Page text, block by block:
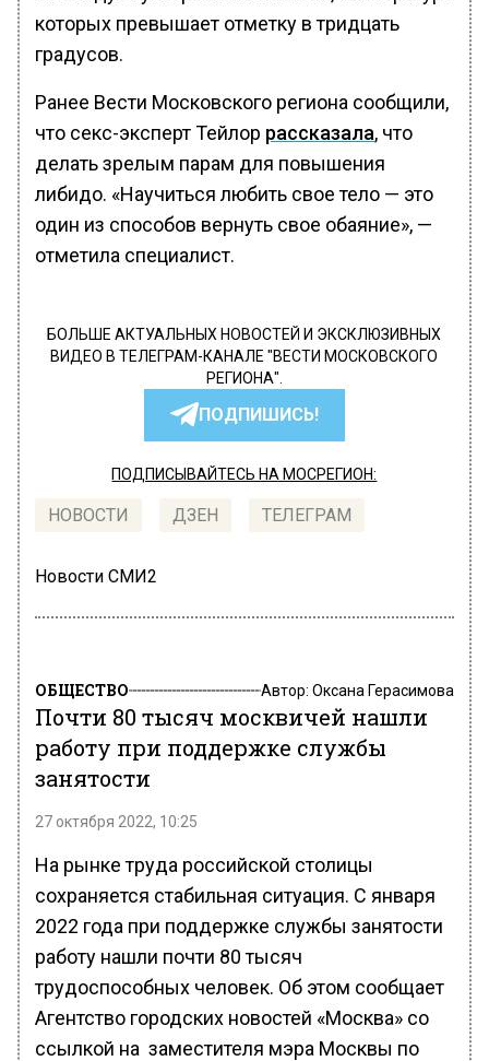
которых превышает отметку в тридцать
градусов.
Ранее Вести Московского региона сообщили,
что секс-эксперт Тейлор рассказала, что
делать зрелым парам для повышения
либидо. «Научиться любить свое тело — это
один из способов вернуть свое обаяние», —
отметила специалист.
БОЛЬШЕ АКТУАЛЬНЫХ НОВОСТЕЙ И ЭКСКЛЮЗИВНЫХ
ВИДЕО В ТЕЛЕГРАМ-КАНАЛЕ "ВЕСТИ МОСКОВСКОГО
РЕГИОНА".
ПОДПИШИСЬ!
ПОДПИСЫВАЙТЕСЬ НА МОСРЕГИОН:
НОВОСТИ ДЗЕН ТЕЛЕГРАМ
Новости СМИ2
ОБЩЕСТВО Автор: Оксана Герасимова
Почти 80 тысяч москвичей нашли
работу при поддержке службы
занятости
27 октября 2022, 10:25
На рынке труда российской столицы
сохраняется стабильная ситуация. С января
2022 года при поддержке службы занятости
работу нашли почти 80 тысяч
трудоспособных человек. Об этом сообщает
Агентство городских новостей «Москва» со
ссылкой на заместителя мэра Москвы по